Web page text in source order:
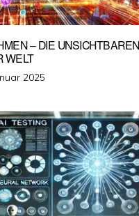
– DIE
WELT
2025